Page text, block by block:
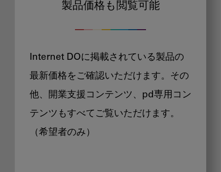
製品価格も閲覧可能
Internet DOに掲載されている製品の
最新価格をご確認いただけます。その
他、開業支援コンテンツ、pd専用コン
テンツもすべてご覧いただけます。
（希望者のみ）